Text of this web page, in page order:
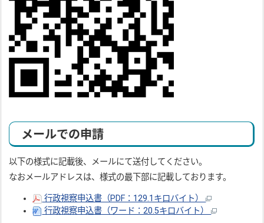
メールでの申請
以下の様式に記載後、メールにて送付してください。
なおメールアドレスは、様式の最下部に記載しております。
行政視察申込書（PDF：129.1キロバイト）
行政視察申込書（ワード：20.5キロバイト）